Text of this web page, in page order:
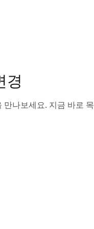
경
나보세요. 지금 바로 목